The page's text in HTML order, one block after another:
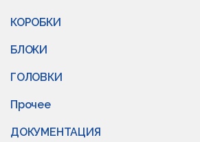
КОРОБКИ
БЛОКИ
ГОЛОВКИ
Прочее
ДОКУМЕНТАЦИЯ